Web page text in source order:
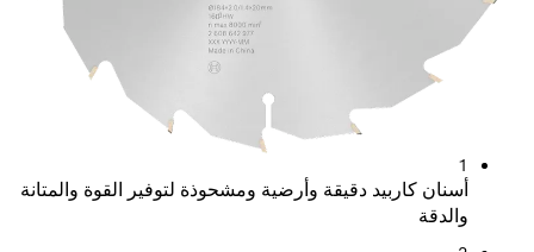
دقيقة وأرضية ومشحوذة لتوفير القوة والمتانة